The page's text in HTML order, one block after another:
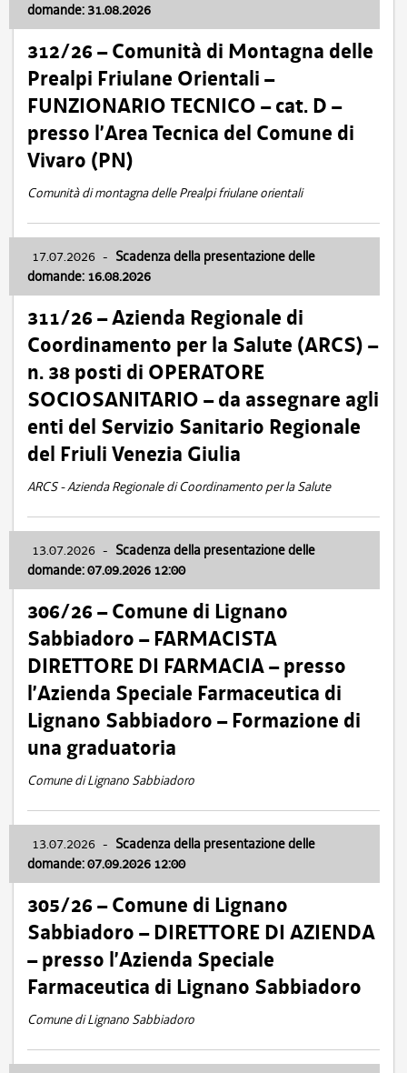
domande: 31.08.2026
312/26 – Comunità di Montagna delle
Prealpi Friulane Orientali –
FUNZIONARIO TECNICO – cat. D –
presso l’Area Tecnica del Comune di
Vivaro (PN)
Comunità di montagna delle Prealpi friulane orientali
17.07.2026 - Scadenza della presentazione delle
domande: 16.08.2026
311/26 – Azienda Regionale di
Coordinamento per la Salute (ARCS) –
n. 38 posti di OPERATORE
SOCIOSANITARIO – da assegnare agli
enti del Servizio Sanitario Regionale
del Friuli Venezia Giulia
ARCS - Azienda Regionale di Coordinamento per la Salute
13.07.2026 - Scadenza della presentazione delle
domande: 07.09.2026 12:00
306/26 – Comune di Lignano
Sabbiadoro – FARMACISTA
DIRETTORE DI FARMACIA – presso
l’Azienda Speciale Farmaceutica di
Lignano Sabbiadoro – Formazione di
una graduatoria
Comune di Lignano Sabbiadoro
13.07.2026 - Scadenza della presentazione delle
domande: 07.09.2026 12:00
305/26 – Comune di Lignano
Sabbiadoro – DIRETTORE DI AZIENDA
– presso l’Azienda Speciale
Farmaceutica di Lignano Sabbiadoro
Comune di Lignano Sabbiadoro